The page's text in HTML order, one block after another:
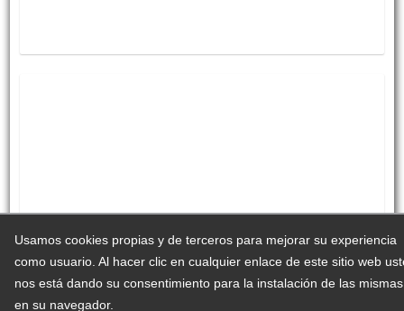
Usamos cookies propias y de terceros para mejorar su experiencia
como usuario. Al hacer clic en cualquier enlace de este sitio web
nos está dando su consentimiento para la instalación de las mismas
en su navegador.